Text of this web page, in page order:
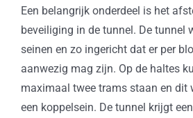
Een belangrijk onderdeel is het
beveiliging in de tunnel. De tunnel
seinen en zo ingericht dat er per
aanwezig mag zijn. Op de haltes
maximaal twee trams staan en dit
een koppelsein. De tunnel krijgt